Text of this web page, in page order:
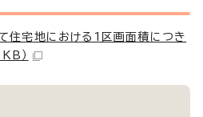
住宅地における1区画面積につき
）